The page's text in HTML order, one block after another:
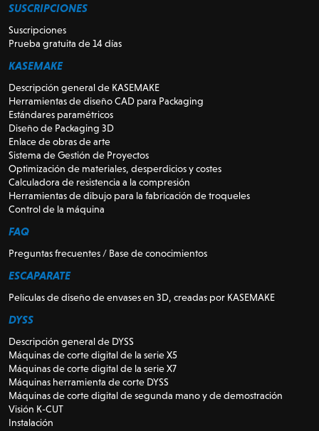
SUSCRIPCIONES
Suscripciones
Prueba gratuita de 14 días
KASEMAKE
Descripción general de KASEMAKE
Herramientas de diseño CAD para Packaging
Estándares paramétricos
Diseño de Packaging 3D
Enlace de obras de arte
Sistema de Gestión de Proyectos
Optimización de materiales, desperdicios y costes
Calculadora de resistencia a la compresión
Herramientas de dibujo para la fabricación de troqueles
Control de la máquina
FAQ
Preguntas frecuentes / Base de conocimientos
ESCAPARATE
Películas de diseño de envases en 3D, creadas por KASEMAKE
DYSS
Descripción general de DYSS
Máquinas de corte digital de la serie X5
Máquinas de corte digital de la serie X7
Máquinas herramienta de corte DYSS
Máquinas de corte digital de segunda mano y de demostración
Visión K-CUT
Instalación